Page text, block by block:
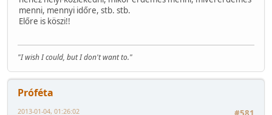
menni, mennyi időre, stb. stb.
Előre is köszi!!
"I wish I could, but I don't want to."
Próféta
2013-01-04, 01:26:02